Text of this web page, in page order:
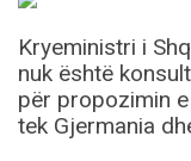
Kryeministri i
nuk është
për propozimin
tek Gjermania